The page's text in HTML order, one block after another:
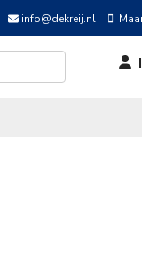
info@dekreij.nl